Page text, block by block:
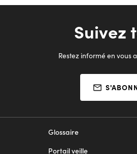
Suivez
Restez informé en vous
Glossaire
Portail veille